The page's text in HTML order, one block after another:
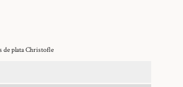
de plata Christofle